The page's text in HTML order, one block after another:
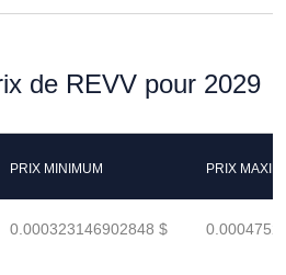
de REVV pour 2029
PRIX MINIMUM PRIX
0.000323146902848 $